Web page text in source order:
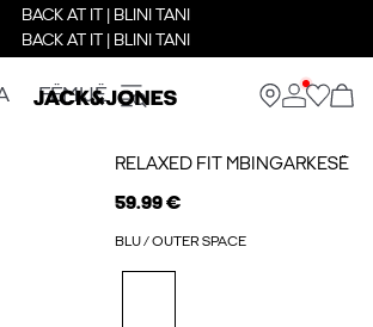
BACK AT IT | BLINI TANI
BACK AT IT | BLINI TANI
FËMIJË
RELAXED FIT MBINGARKESË
59.99 €
BLU / OUTER SPACE